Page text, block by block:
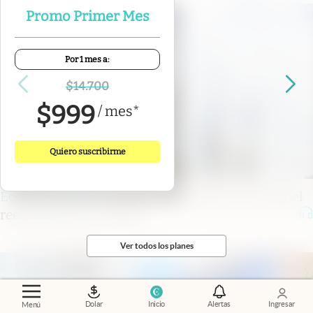
Menú Dolar Inicio Alertas Ingresar
Promo Primer Mes
Por 1 mes a:
$14.700
$999/mes*
Quiero suscribirme
Ver todos los planes
Economía al día
reequipamiento militar